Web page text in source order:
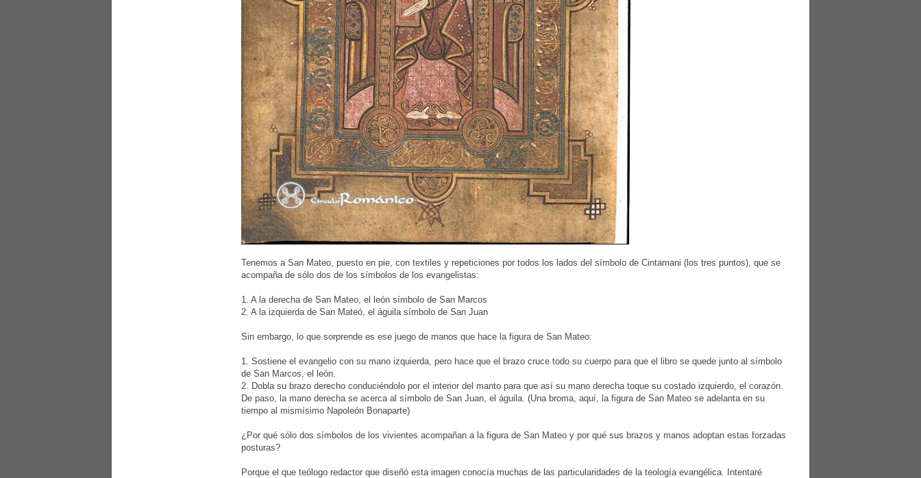
Tenemos a San Mateo, puesto en pie, con textiles y repeticiones por todos los lados del símbolo de Cintamani (los tres puntos), que se
acompaña de sólo dos de los símbolos de los evangelistas:
1. A la derecha de San Mateo, el león símbolo de San Marcos
2. A la izquierda de San Mateó, el águila símbolo de San Juan
Sin embargo, lo que sorprende es ese juego de manos que hace la figura de San Mateo:
1. Sostiene el evangelio con su mano izquierda, pero hace que el brazo cruce todo su cuerpo para que el libro se quede junto al símbolo
de San Marcos, el león.
2. Dobla su brazo derecho conduciéndolo por el interior del manto para que así su mano derecha toque su costado izquierdo, el corazón.
De paso, la mano derecha se acerca al símbolo de San Juan, el águila. (Una broma, aquí, la figura de San Mateo se adelanta en su
tiempo al mismísimo Napoleón Bonaparte)
¿Por qué sólo dos símbolos de los vivientes acompañan a la figura de San Mateo y por qué sus brazos y manos adoptan estas forzadas
posturas?
Porque el que teólogo redactor que diseñó esta imagen conocía muchas de las particularidades de la teología evangélica. Intentaré